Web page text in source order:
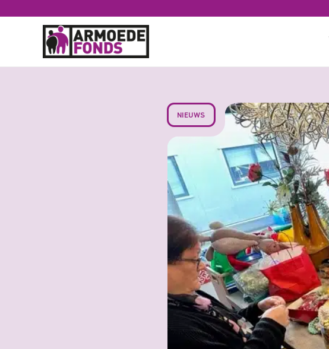
# Terug naar home
NIEUWS